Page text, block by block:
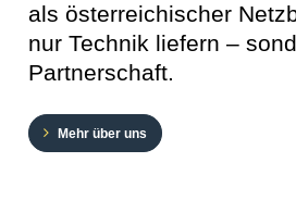
als österreichischer
nur Technik liefern –
Partnerschaft.
Mehr über uns